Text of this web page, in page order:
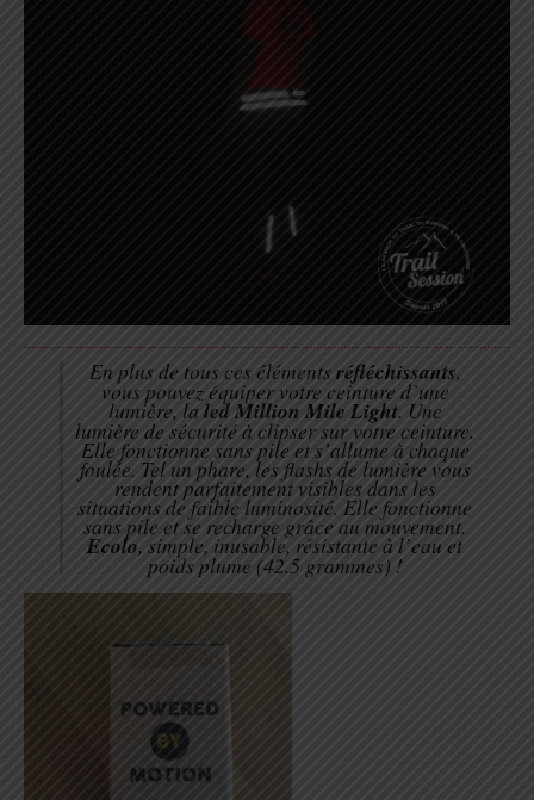
En plus de tous ces élémentsréfléchissants,
vous pouvez équiper votre ceinture d’une
lumière, laled Million Mile Light. Une
lumière de sécurité à clipser sur votre ceinture.
Elle fonctionne sans pile et s’allume à chaque
foulée. Tel un phare, les flashs de lumière vous
rendent parfaitement visibles dans les
situations de faible luminosité. Elle fonctionne
sans pile et se recharge grâce au mouvement.
Ecolo, simple, inusable, résistante à l’eau et
poids plume (42.5 grammes) !